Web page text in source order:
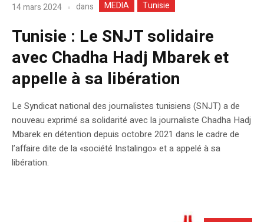
14 mars 2024 dans MEDIA Tunisie
Tunisie : Le SNJT solidaire
avec Chadha Hadj Mbarek et
appelle à sa libération
Le Syndicat national des journalistes tunisiens (SNJT) a de
nouveau exprimé sa solidarité avec la journaliste Chadha Hadj
Mbarek en détention depuis octobre 2021 dans le cadre de
l’affaire dite de la «société Instalingo» et a appelé à sa
libération.